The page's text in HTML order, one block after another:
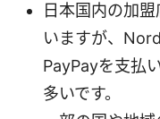
日本国内の加
いますが、
PayPayを支払
多いです。